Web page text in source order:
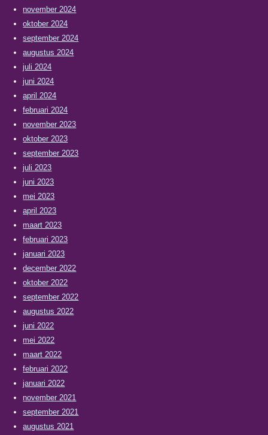
november 2024
oktober 2024
september 2024
augustus 2024
juli 2024
juni 2024
april 2024
februari 2024
november 2023
oktober 2023
september 2023
juli 2023
juni 2023
mei 2023
april 2023
maart 2023
februari 2023
januari 2023
december 2022
oktober 2022
september 2022
augustus 2022
juni 2022
mei 2022
maart 2022
februari 2022
januari 2022
november 2021
september 2021
augustus 2021